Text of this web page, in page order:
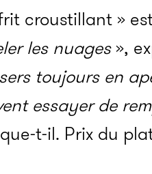
croustillant »
les nuages»,
toujours en
essayer de
t-il. Prix du